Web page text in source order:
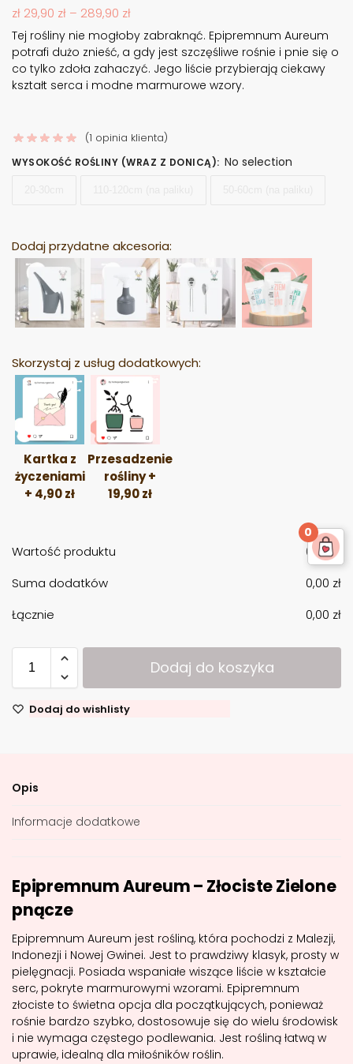
zł 29,90 zł – 289,90 zł
Tej rośliny nie mogłoby zabraknąć. Epipremnum Aureum
potrafi dużo znieść, a gdy jest szczęśliwe rośnie i pnie się o
co tylko zdoła zahaczyć. Jego liście przybierają ciekawy
kształt serca i modne marmurowe wzory.
(1 opinia klienta)
WYSOKOŚĆ ROŚLINY (WRAZ Z DONICĄ): No selection
Dodaj przydatne akcesoria:
Skorzystaj z usług dodatkowych:
Kartka z
życzeniami
+ 4,90zł
Przesadzenie
rośliny+
19,90zł
Wartość produktu 0,00zł
Suma dodatków
0,00 zł
Łącznie
0,00 zł
Dodaj do koszyka
Dodaj do wishlisty
Opis
Informacje dodatkowe
Epipremnum Aureum – Złociste Zielone
pnącze
Epipremnum Aureum jest rośliną, która pochodzi z Malezji,
Indonezji i Nowej Gwinei. Jest to prawdziwy klasyk, prosty w
pielęgnacji. Posiada wspaniałe wiszące liście w kształcie
serc, pokryte marmurowymi wzorami. Epipremnum
złociste to świetna opcja dla początkujących, ponieważ
rośnie bardzo szybko, dostosowuje się do wielu środowisk
i nie wymaga częstego podlewania. Jest rośliną łatwą w
uprawie, idealną dla miłośników roślin.
0